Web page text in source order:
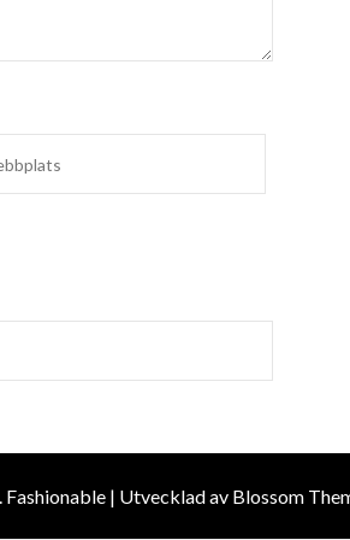
Fashionable | Utvecklad av Blossom